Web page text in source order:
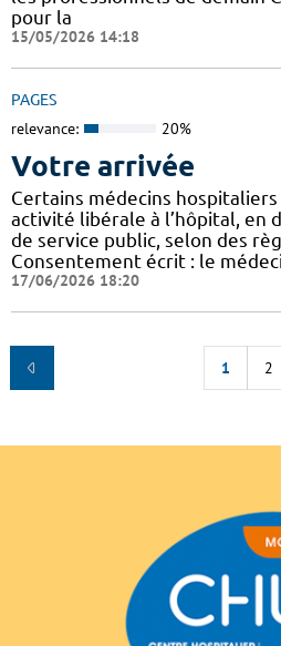
pour la
15/05/2026 14:18
PAGES
relevance: 20%
Votre arrivée
Certains médecins
activité libérale à l’hôpital, en
de service public, selon des
Consentement écrit : le
17/06/2026 18:20
1 2